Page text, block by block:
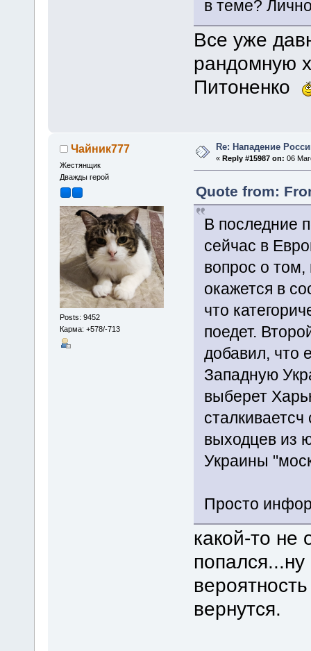
в теме?
Все уже
рандомную
Питоненко
Чайник777
Жестянщик
Дважды герой
Posts: 9452
Карма: +578/-713
Re: Нападение
« Reply #15987 on: 06
Quote from:
В последние
сейчас в
вопрос о том,
окажется в
что
поедет.
добавил, что
Западную
выберет
выходцев из
Украины
Просто
какой-то не
вернутся.